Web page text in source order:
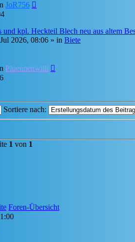
JoR756
kpl. Heckteil Blech neu aus altem
2026, 08:06 » in Biete
Pluennenwilli
Sortiere nach:
1 von 1
Foren-Übersicht